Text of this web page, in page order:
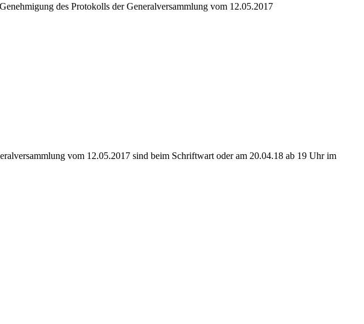
des Protokolls der Generalversammlung vom 12.05.2017
vom 12.05.2017 sind beim Schriftwart oder am 20.04.18 ab 19 Uhr im